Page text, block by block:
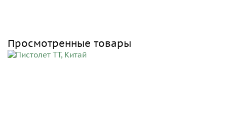
Просмотренные товары